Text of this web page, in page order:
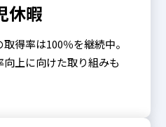
休暇
得率は100％を継続中。
上に向けた取り組みも